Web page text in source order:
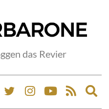
das Revier